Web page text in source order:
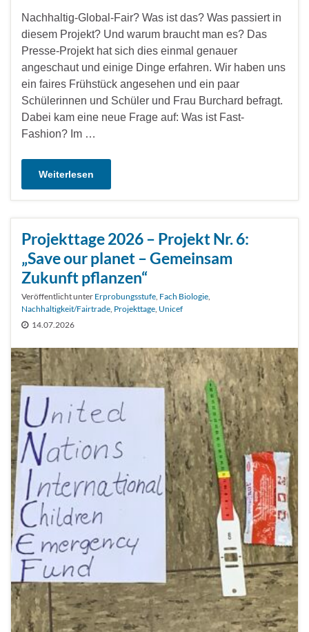
Nachhaltig-Global-Fair? Was ist das? Was passiert in
diesem Projekt? Und warum braucht man es? Das
Presse-Projekt hat sich dies einmal genauer
angeschaut und einige Dinge erfahren. Wir haben uns
ein faires Frühstück angesehen und ein paar
Schülerinnen und Schüler und Frau Burchard befragt.
Dabei kam eine neue Frage auf: Was ist Fast-
Fashion? Im …
Weiterlesen
Projekttage 2026 – Projekt Nr. 6:
„Save our planet – Gemeinsam
Zukunft pflanzen“
Veröffentlicht unter Erprobungsstufe, Fach Biologie,
Nachhaltigkeit/Fairtrade, Projekttage, Unicef
14.07.2026